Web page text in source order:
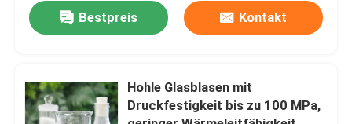
Nachrichten
Hohle Glasmikrosphären
Bestpreis Kontakt
Hohle Glasblasen mit
Druckfestigkeit bis zu 100 MPa,